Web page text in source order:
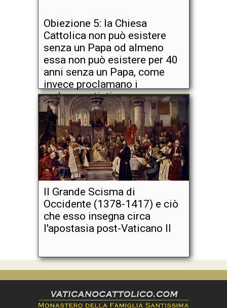
Obiezione 5: la Chiesa
Cattolica non può esistere
senza un Papa od almeno
essa non può esistere per 40
anni senza un Papa, come
invece proclamano i
sedevacantisti.
Il Grande Scisma di
Occidente (1378-1417) e ciò
che esso insegna circa
l'apostasia post-Vaticano II